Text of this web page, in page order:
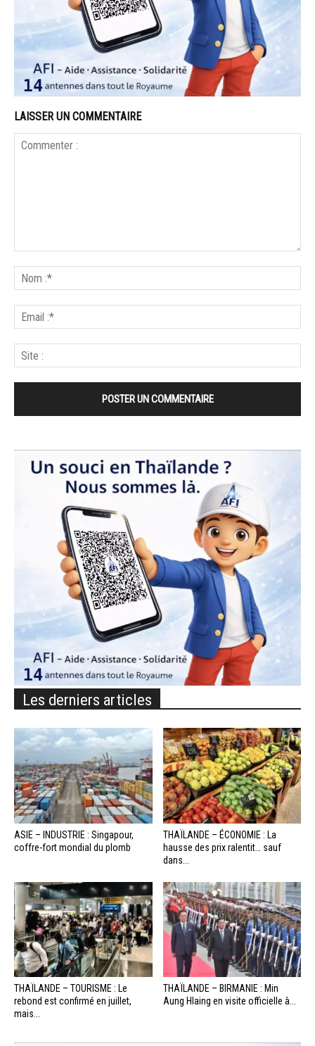
LAISSER UN COMMENTAIRE
Les derniers articles
ASIE – INDUSTRIE : Singapour,
coffre-fort mondial du plomb
THAÏLANDE – ÉCONOMIE : La
hausse des prix ralentit… sauf
dans...
THAÏLANDE – TOURISME : Le
rebond est confirmé en juillet,
mais...
THAÏLANDE – BIRMANIE : Min
Aung Hlaing en visite officielle à...